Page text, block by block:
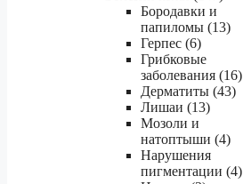
Бородавки и
папиломы (13)
Герпес (6)
Грибковые
заболевания (16)
Дерматиты (43)
Лишаи (13)
Мозоли и
натоптыши (4)
Нарушения
пигментации (4)